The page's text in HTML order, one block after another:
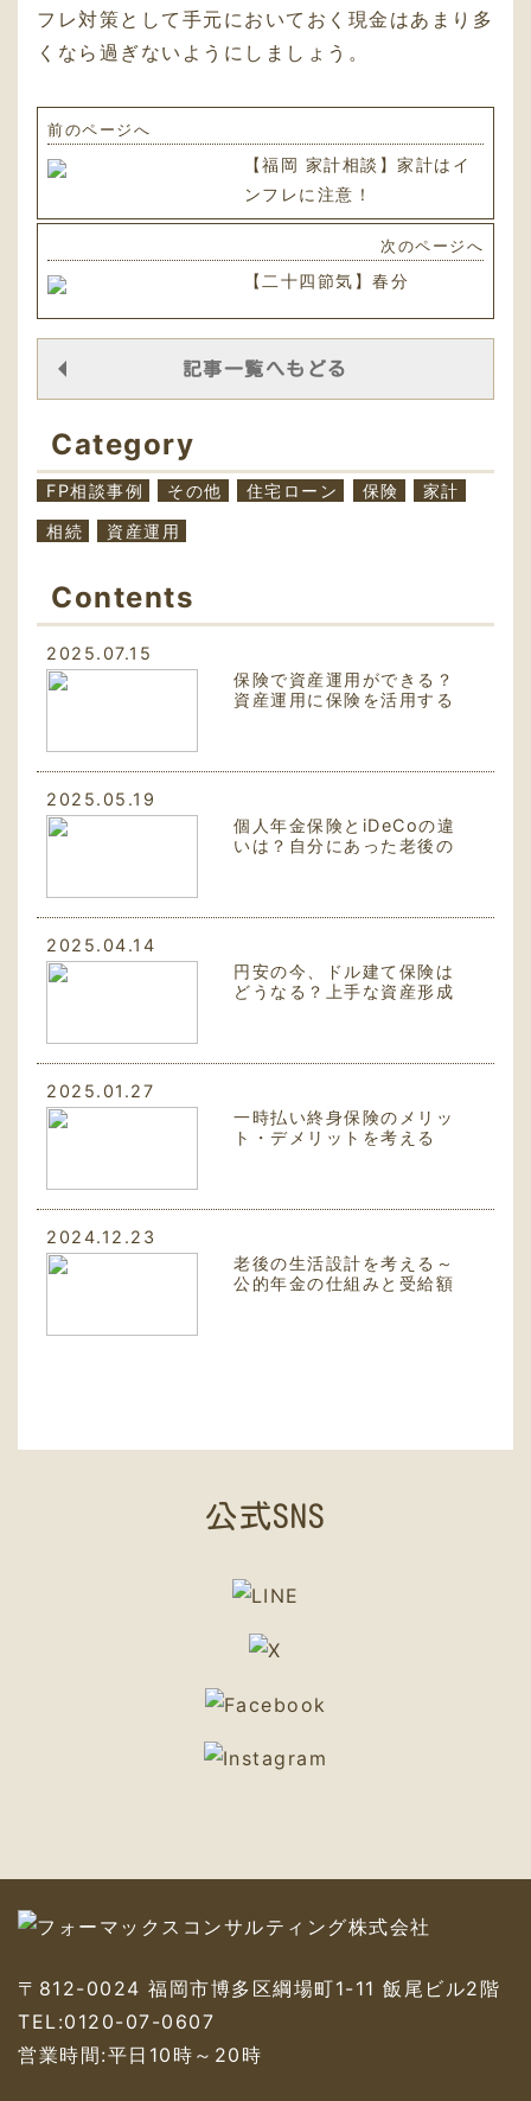
フレ対策として手元においておく現金はあまり多
くなら過ぎないようにしましょう。
前のページへ
【福岡 家計相談】家計はイ
ンフレに注意！
次のページへ
【二十四節気】春分
記事一覧へもどる
Category
FP相談事例 その他 住宅ローン 保険 家計
相続 資産運用
Contents
2025.07.15
保険で資産運用ができる？
資産運用に保険を活用する
2025.05.19
個人年金保険とiDeCoの違
いは？自分にあった老後の
2025.04.14
円安の今、ドル建て保険は
どうなる？上手な資産形成
2025.01.27
一時払い終身保険のメリッ
ト・デメリットを考える
2024.12.23
老後の生活設計を考える～
公的年金の仕組みと受給額
公式SNS
〒812-0024 福岡市博多区綱場町1-11 飯尾ビル2階
TEL:0120-07-0607
営業時間:平日10時～20時